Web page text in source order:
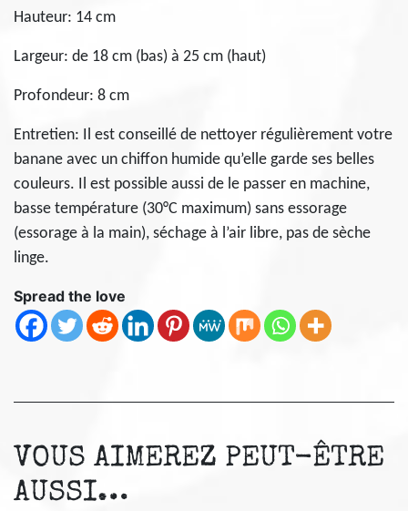
Hauteur: 14 cm
Largeur: de 18 cm (bas) à 25 cm (haut)
Profondeur: 8 cm
Entretien: Il est conseillé de nettoyer régulièrement votre
banane avec un chiffon humide qu’elle garde ses belles
couleurs. Il est possible aussi de le passer en machine,
basse température (30°C maximum) sans essorage
(essorage à la main), séchage à l’air libre, pas de sèche
linge.
Spread the love
VOUS AIMEREZ PEUT-ÊTRE
AUSSI…